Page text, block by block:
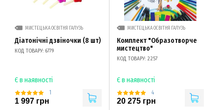
МИСТЕЦЬКА ОСВІТНЯ ГАЛУЗЬ
Діатонічні дзвіночки (8 шт)
КОД ТОВАРУ: 6779
Є в наявності
1
1 997 грн
МИСТЕЦЬКА ОСВІТНЯ ГАЛУЗЬ
Комплект "Образотворче
мистецтво"
КОД ТОВАРУ: 2257
Є в наявності
4
20 275 грн